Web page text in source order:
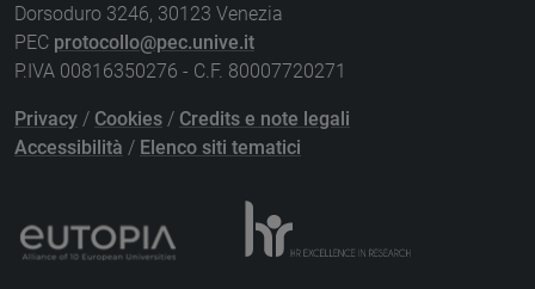
Dorsoduro 3246, 30123 Venezia
PEC protocollo@pec.unive.it
P.IVA 00816350276 - C.F. 80007720271
Privacy / Cookies / Credits e note legali
Accessibilità / Elenco siti tematici